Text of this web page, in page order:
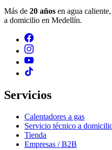
Más de 20 años en agua
a domicilio en Medellín.
Servicios
Calentadores a gas
Servicio técnico a
Tienda
Empresas / B2B